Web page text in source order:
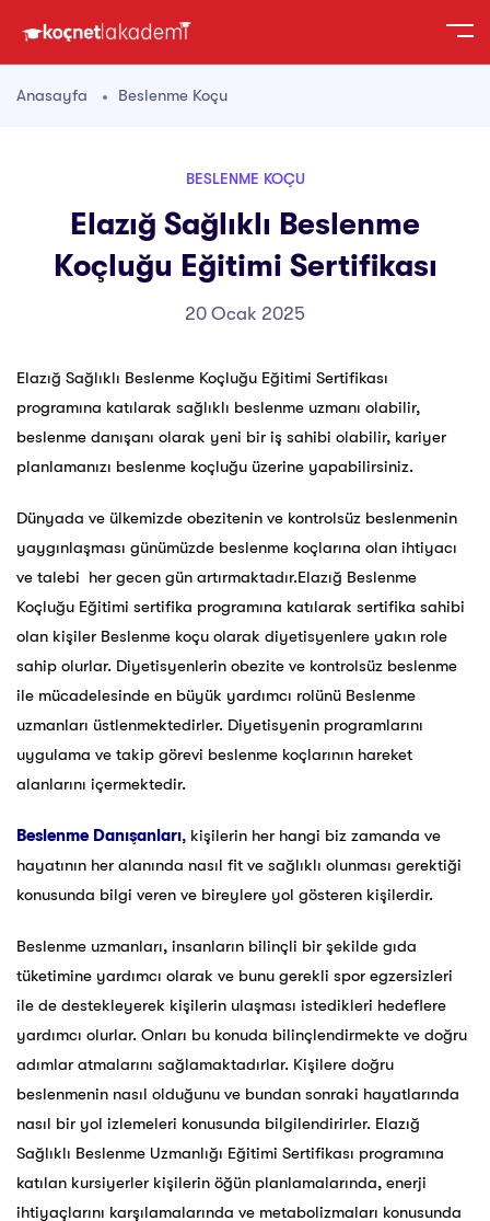
Anasayfa Beslenme Koçu
BESLENME KOÇU
Elazığ Sağlıklı Beslenme
Koçluğu Eğitimi Sertifikası
20 Ocak 2025
Elazığ Sağlıklı Beslenme Koçluğu Eğitimi Sertifikası
programına katılarak sağlıklı beslenme uzmanı olabilir,
beslenme danışanı olarak yeni bir iş sahibi olabilir, kariyer
planlamanızı beslenme koçluğu üzerine yapabilirsiniz.
Dünyada ve ülkemizde obezitenin ve kontrolsüz beslenmenin
yaygınlaşması günümüzde beslenme koçlarına olan ihtiyacı
ve talebi her gecen gün artırmaktadır.Elazığ Beslenme
Koçluğu Eğitimi sertifika programına katılarak sertifika sahibi
olan kişiler Beslenme koçu olarak diyetisyenlere yakın role
sahip olurlar. Diyetisyenlerin obezite ve kontrolsüz beslenme
ile mücadelesinde en büyük yardımcı rolünü Beslenme
uzmanları üstlenmektedirler. Diyetisyenin programlarını
uygulama ve takip görevi beslenme koçlarının hareket
alanlarını içermektedir.
Beslenme Danışanları, kişilerin her hangi biz zamanda ve
hayatının her alanında nasıl fit ve sağlıklı olunması gerektiği
konusunda bilgi veren ve bireylere yol gösteren kişilerdir.
Beslenme uzmanları, insanların bilinçli bir şekilde gıda
tüketimine yardımcı olarak ve bunu gerekli spor egzersizleri
ile de destekleyerek kişilerin ulaşması istedikleri hedeflere
yardımcı olurlar. Onları bu konuda bilinçlendirmekte ve doğru
adımlar atmalarını sağlamaktadırlar. Kişilere doğru
beslenmenin nasıl olduğunu ve bundan sonraki hayatlarında
nasıl bir yol izlemeleri konusunda bilgilendirirler. Elazığ
Sağlıklı Beslenme Uzmanlığı Eğitimi Sertifikası programına
katılan kursiyerler kişilerin öğün planlamalarında, enerji
ihtiyaçlarını karşılamalarında ve metabolizmaları konusunda